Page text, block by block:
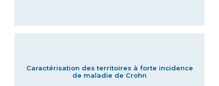
Caractérisation des territoires à forte incidence
de maladie de Crohn